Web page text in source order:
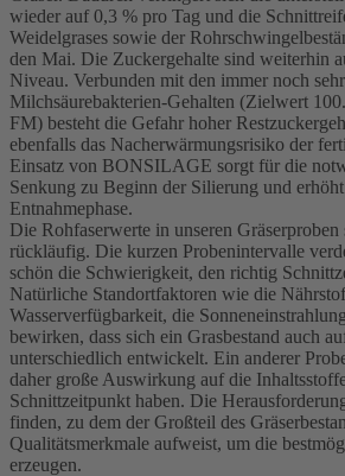
wieder auf 0,3 % pro Tag und die
Weidelgrases sowie der
den Mai. Die Zuckergehalte sind weiterhin
Niveau. Verbunden mit den immer noch
Milchsäurebakterien-Gehalten (Zielwert
FM) besteht die Gefahr hoher
ebenfalls das Nacherwärmungsrisiko der
Einsatz von BONSILAGE sorgt für die
Senkung zu Beginn der Silierung und
Entnahmephase.
Die Rohfaserwerte in unseren Gräserproben
rückläufig. Die kurzen Probenintervalle
schön die Schwierigkeit, den richtig
Natürliche Standortfaktoren wie die
Wasserverfügbarkeit, die
bewirken, dass sich ein Grasbestand auch
unterschiedlich entwickelt. Ein anderer
daher große Auswirkung auf die
Schnittzeitpunkt haben. Die
finden, zu dem der Großteil des
Qualitätsmerkmale aufweist, um die
erzeugen.